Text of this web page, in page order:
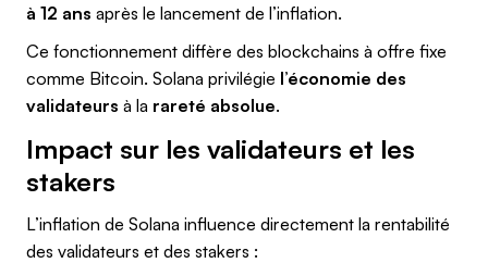
à 12 ans après le lancement de l’inflation.
Ce fonctionnement diffère des blockchains à offre fixe
comme Bitcoin. Solana privilégie l’économie des
validateurs à la rareté absolue.
Impact sur les validateurs et les
stakers
L’inflation de Solana influence directement la rentabilité
des validateurs et des stakers :